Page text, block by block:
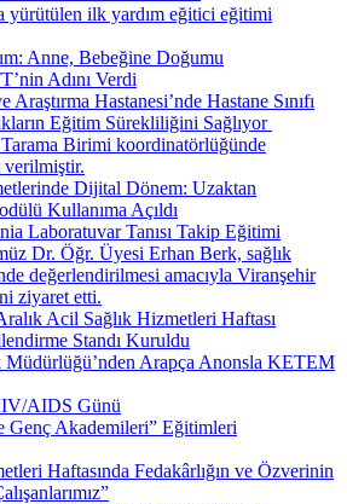
yürütülen ilk yardım eğitici eğitimi
Anne, Bebeğine Doğumu
Adını Verdi
Araştırma Hastanesi’nde Hastane Sınıfı
Eğitim Sürekliliğini Sağlıyor
Birimi koordinatörlüğünde
verilmiştir.
Dijital Dönem: Uzaktan
Kullanıma Açıldı
Laboratuvar Tanısı Takip Eğitimi
Dr. Öğr. Üyesi Erhan Berk, sağlık
değerlendirilmesi amacıyla Viranşehir
ziyaret etti.
Acil Sağlık Hizmetleri Haftası
Standı Kuruldu
Müdürlüğü’nden Arapça Anonsla KETEM
AIDS Günü
Genç Akademileri” Eğitimleri
Haftasında Fedakârlığın ve Özverinin